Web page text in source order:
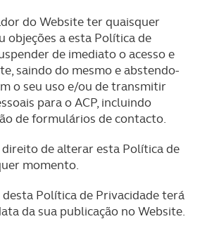
do Website ter quaisquer
objeções a esta Política de
de imediato o acesso e
saindo do mesmo e abstendo-
o seu uso e/ou de transmitir
para o ACP, incluindo
de formulários de contacto.
direito de alterar esta Política de
momento.
Política de Privacidade terá
da sua publicação no Website.